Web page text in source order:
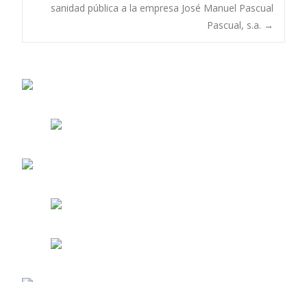
entradas
sanidad pública a la empresa José Manuel Pascual
Pascual, s.a. →